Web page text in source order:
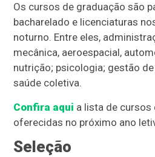
Os cursos de graduação são
bacharelado e licenciaturas
noturno. Entre eles,
mecânica, aeroespacial,
nutrição; psicologia; gestão
saúde coletiva.
Confira aqui a lista de cursos
oferecidas no próximo ano
Seleção